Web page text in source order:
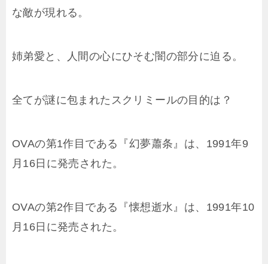
な敵が現れる。
姉弟愛と、人間の心にひそむ闇の部分に迫る。
全てが謎に包まれたスクリミールの目的は？
OVAの第1作目である『幻夢蕭条』は、1991年9
月16日に発売された。
OVAの第2作目である『懐想逝水』は、1991年10
月16日に発売された。